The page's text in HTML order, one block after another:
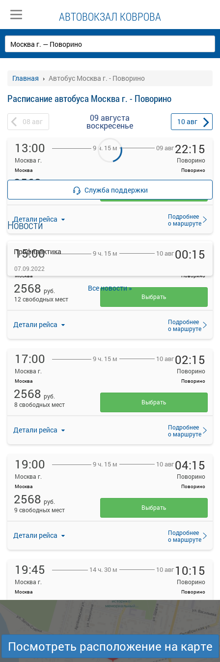
АВТОВОКЗАЛ КОВРОВА
Главная Автобус Москва г. - Поворино
Расписание автобуса Москва г. - Поворино
08 авг 09 августа
воскресенье 10авг
13:00
Москва г.
Москва
9 ч. 15 м 09 авг22:15
Поворино
Поворино
Детали рейса
Подробнее
о маршруте
2568
Выбрать
15:00
Москва г.
Москва
9 ч. 15 м 10 авг00:15
Поворино
Детали рейса
Подробнее
о маршруте
2568 руб.
12 свободных мест
Выбрать
17:00
Москва г.
Москва
9 ч. 15 м 10 авг02:15
Поворино
Поворино
Детали рейса
Подробнее
о маршруте
2568 руб.
8 свободных мест
Выбрать
19:00
Москва г.
Москва
9 ч. 15 м 10 авг04:15
Поворино
Поворино
Детали рейса
Подробнее
о маршруте
2568 руб.
9 свободных мест
Выбрать
19:45
Москва г.
Москва
14 ч. 30 м 10 авг 10:15
Поворино
Поворино
Детали рейса
о маршруте
2996
16 свободных мест
Выбрать
Служба поддержки
Новости
Профилактика
07.09.2022
Все новости »
Посмотреть расположение на карте